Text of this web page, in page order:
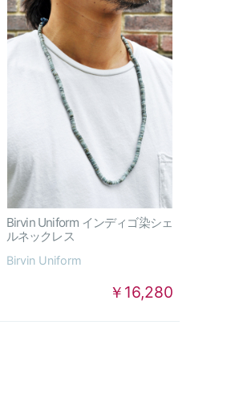
Birvin Uniform インディゴ染シェ
ルネックレス
Birvin Uniform
￥16,280